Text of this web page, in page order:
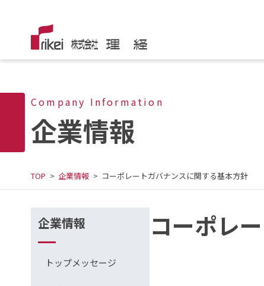
Company Information
企業情報
TOP 企業情報 コーポレートガバナンスに関する基本方針
企業情報
トップメッセージ
コーポレ